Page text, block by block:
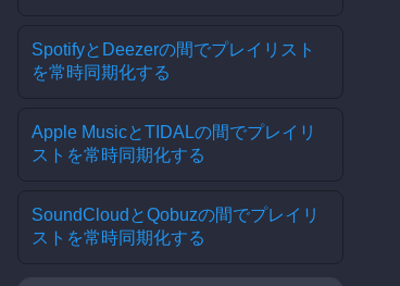
SpotifyとDeezerの間でプレイリスト
を常時同期化する
Apple MusicとTIDALの間でプレイリ
ストを常時同期化する
SoundCloudとQobuzの間でプレイリ
ストを常時同期化する